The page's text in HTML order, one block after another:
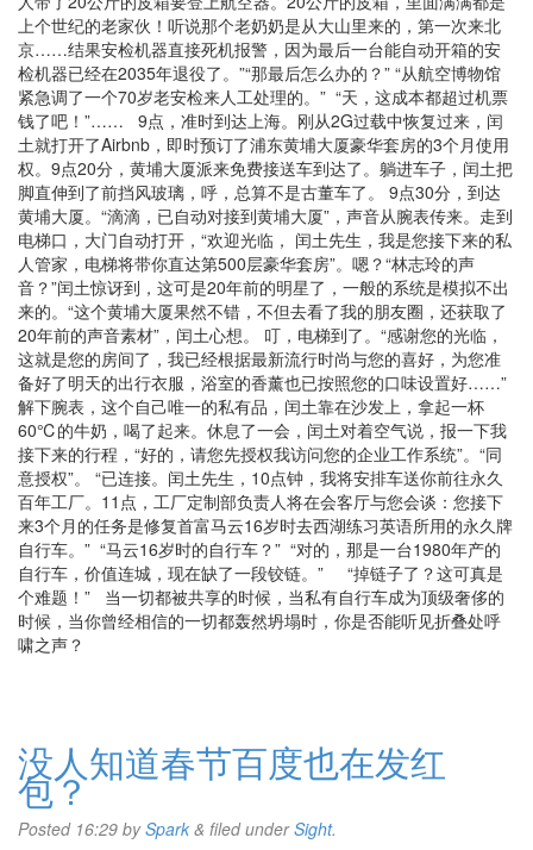
上个世纪的老家伙！听说那个老奶奶是从大山里来的，第一次来北
京……结果安检机器直接死机报警，因为最后一台能自动开箱的安
检机器已经在2035年退役了。”“那最后怎么办的？” “从航空博物馆
紧急调了一个70岁老安检来人工处理的。” “天，这成本都超过机票
钱了吧！”…… 9点，准时到达上海。刚从2G过载中恢复过来，闰
土就打开了Airbnb，即时预订了浦东黄埔大厦豪华套房的3个月使用
权。9点20分，黄埔大厦派来免费接送车到达了。躺进车子，闰土把
脚直伸到了前挡风玻璃，呼，总算不是古董车了。 9点30分，到达
黄埔大厦。“滴滴，已自动对接到黄埔大厦”，声音从腕表传来。走到
电梯口，大门自动打开，“欢迎光临， 闰土先生，我是您接下来的私
人管家，电梯将带你直达第500层豪华套房”。嗯？“林志玲的声
音？”闰土惊讶到，这可是20年前的明星了，一般的系统是模拟不出
来的。“这个黄埔大厦果然不错，不但去看了我的朋友圈，还获取了
20年前的声音素材”，闰土心想。 叮，电梯到了。“感谢您的光临，
这就是您的房间了，我已经根据最新流行时尚与您的喜好，为您准
备好了明天的出行衣服，浴室的香薰也已按照您的口味设置好……”
解下腕表，这个自己唯一的私有品，闰土靠在沙发上，拿起一杯
60℃的牛奶，喝了起来。休息了一会，闰土对着空气说，报一下我
接下来的行程，“好的，请您先授权我访问您的企业工作系统”。“同
意授权”。 “已连接。闰土先生，10点钟，我将安排车送你前往永久
百年工厂。11点，工厂定制部负责人将在会客厅与您会谈：您接下
来3个月的任务是修复首富马云16岁时去西湖练习英语所用的永久牌
自行车。” “马云16岁时的自行车？” “对的，那是一台1980年产的
自行车，价值连城，现在缺了一段铰链。” “掉链子了？这可真是
个难题！” 当一切都被共享的时候，当私有自行车成为顶级奢侈的
时候，当你曾经相信的一切都轰然坍塌时，你是否能听见折叠处呼
啸之声？
没人知道春节百度也在发红
包？
Posted 16:29 bySpark & filed underSight.